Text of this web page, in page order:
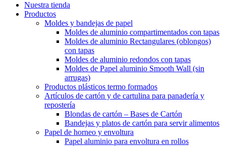
Nuestra tienda
Productos
Moldes y bandejas de papel
Moldes de aluminio compartimentados con tapas
Moldes de aluminio Rectangulares (oblongos)
con tapas
Moldes de aluminio redondos con tapas
Moldes de Papel aluminio Smooth Wall (sin
arrugas)
Productos plásticos termo formados
Artículos de cartón y de cartulina para panadería y
repostería
Blondas de cartón – Bases de Cartón
Bandejas y platos de cartón para servir alimentos
Papel de horneo y envoltura
Papel aluminio para envoltura en rollos